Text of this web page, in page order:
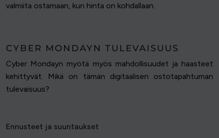
valmiita ostamaan, kun hinta on kohdallaan.
CYBER MONDAYN TULEVAISUUS
Cyber Mondayn myötä myös mahdollisuudet ja haasteet
kehittyvät. Mikä on tämän digitaalisen ostotapahtuman
tulevaisuus?
Ennusteet ja suuntaukset